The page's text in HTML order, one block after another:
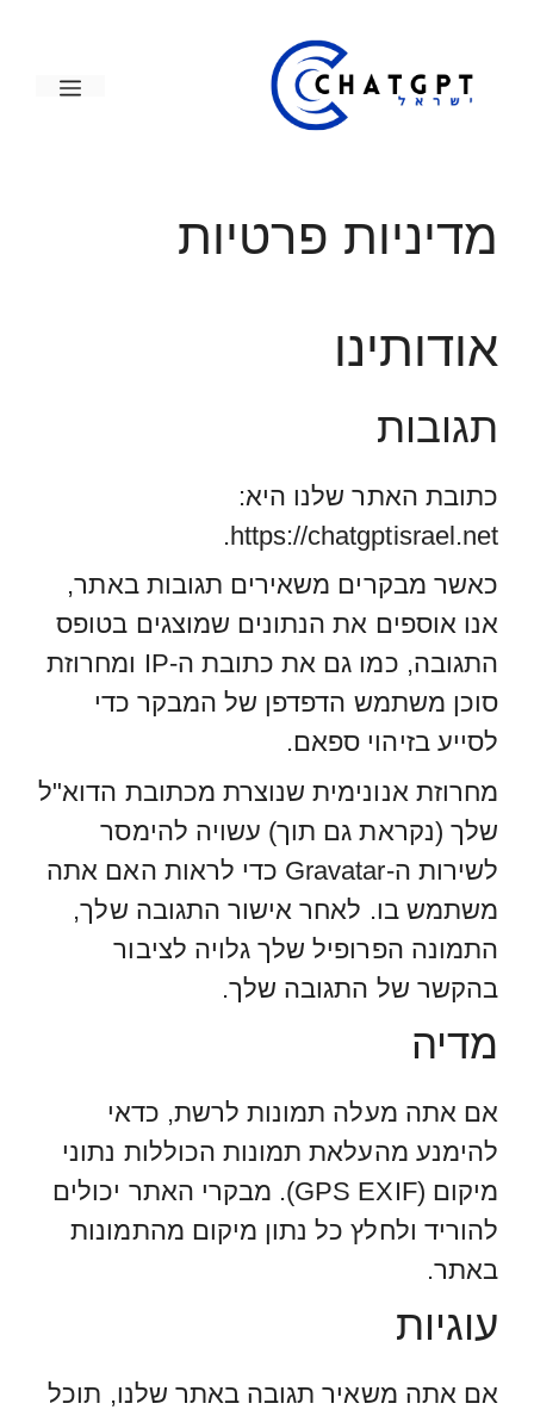
תפריט
מדיניות פרטיות
אודותינו
תגובות
כתובת האתר שלנו היא:
https://chatgptisrael.net.
כאשר מבקרים משאירים תגובות באתר,
אנו אוספים את הנתונים שמוצגים בטופס
התגובה, כמו גם את כתובת ה-IP ומחרוזת
סוכן משתמש הדפדפן של המבקר כדי
לסייע בזיהוי ספאם.
מחרוזת אנונימית שנוצרת מכתובת הדוא"ל
שלך (נקראת גם תוך) עשויה להימסר
לשירות ה-Gravatar כדי לראות האם אתה
משתמש בו. לאחר אישור התגובה שלך,
התמונה הפרופיל שלך גלויה לציבור
בהקשר של התגובה שלך.
מדיה
אם אתה מעלה תמונות לרשת, כדאי
להימנע מהעלאת תמונות הכוללות נתוני
מיקום (GPS EXIF). מבקרי האתר יכולים
להוריד ולחלץ כל נתון מיקום מהתמונות
באתר.
עוגיות
אם אתה משאיר תגובה באתר שלנו, תוכל